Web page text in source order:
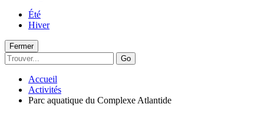
Été
Hiver
Fermer
Go
Accueil
Activités
Parc aquatique du Complexe Atlantide